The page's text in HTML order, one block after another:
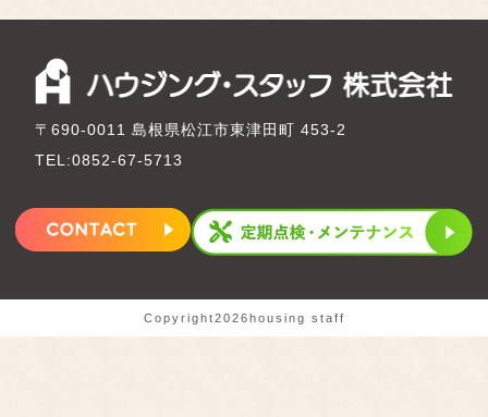
〒690-0011 島根県松江市東津田町 453-2
TEL:0852-67-5713
Copyright2026housing staff